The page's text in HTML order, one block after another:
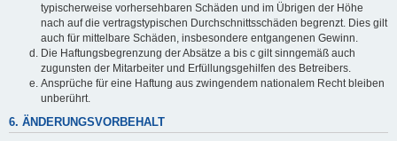
typischerweise vorhersehbaren Schäden und im Übrigen der Höhe
nach auf die vertragstypischen Durchschnittsschäden begrenzt. Dies gilt
auch für mittelbare Schäden, insbesondere entgangenen Gewinn.
Die Haftungsbegrenzung der Absätze a bis c gilt sinngemäß auch
zugunsten der Mitarbeiter und Erfüllungsgehilfen des Betreibers.
Ansprüche für eine Haftung aus zwingendem nationalem Recht bleiben
unberührt.
6. ÄNDERUNGSVORBEHALT